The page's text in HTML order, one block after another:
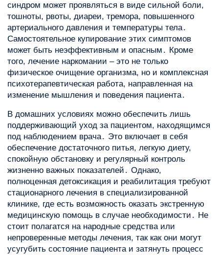
синдром может проявляться в виде сильной боли,
тошноты, рвоты, диареи, тремора, повышенного
артериального давления и температуры тела․
Самостоятельное купирование этих симптомов
может быть неэффективным и опасным․ Кроме
того, лечение наркомании – это не только
физическое очищение организма, но и комплексная
психотерапевтическая работа, направленная на
изменение мышления и поведения пациента․
В домашних условиях можно обеспечить лишь
поддерживающий уход за пациентом, находящимся
под наблюдением врача․ Это включает в себя
обеспечение достаточного питья, легкую диету,
спокойную обстановку и регулярный контроль
жизненно важных показателей․ Однако,
полноценная детоксикация и реабилитация требуют
стационарного лечения в специализированной
клинике, где есть возможность оказать экстренную
медицинскую помощь в случае необходимости․ Не
стоит полагатся на народные средства или
непроверенные методы лечения, так как они могут
усугубить состояние пациента и затянуть процесс